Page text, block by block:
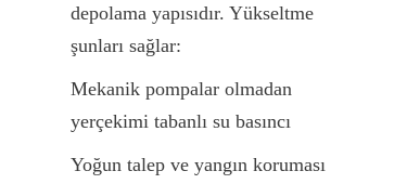
depolama yapısıdır. Yükseltme
şunları sağlar:
Mekanik pompalar olmadan
yerçekimi tabanlı su basıncı
Yoğun talep ve yangın koruması